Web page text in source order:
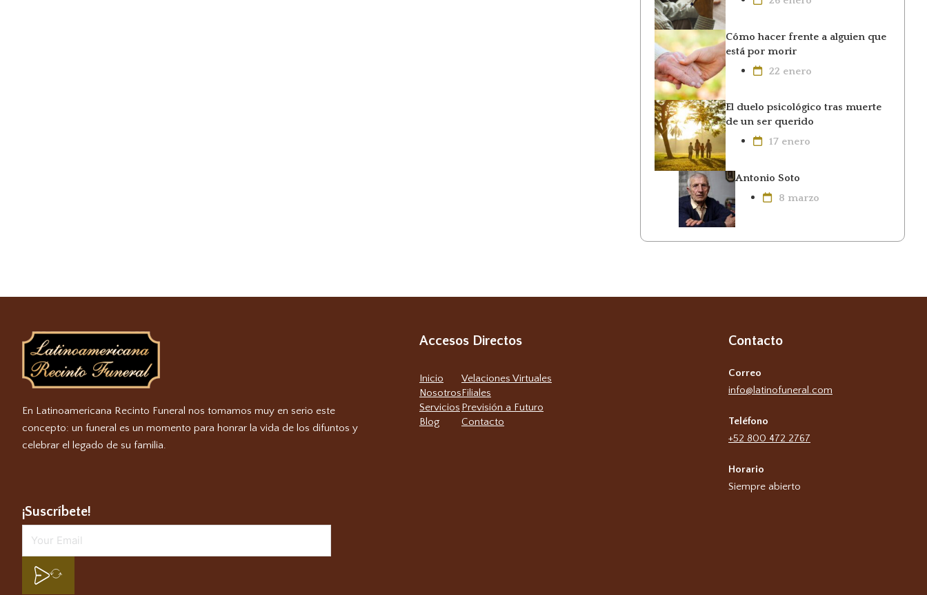
Cómo hacer frente a alguien que
está por morir
22 enero
El duelo psicológico tras muerte
de un ser querido
17 enero
Antonio Soto
8 marzo
En Latinoamericana Recinto Funeral nos tomamos muy en serio este
concepto: un funeral es un momento para honrar la vida de los difuntos y
celebrar el legado de su familia.
Accesos Directos
Inicio
Nosotros
Servicios
Blog
Velaciones Virtuales
Filiales
Previsión a Futuro
Contacto
Contacto
Correo
info@latinofuneral.com
Teléfono
+52 800 472 2767
Horario
Siempre abierto
¡Suscríbete!